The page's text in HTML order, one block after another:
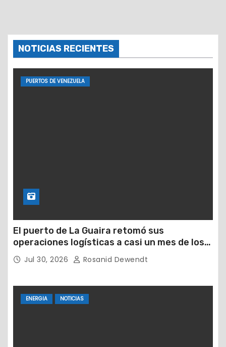
NOTICIAS RECIENTES
PUERTOS DE VENEZUELA
El puerto de La Guaira retomó sus
operaciones logísticas a casi un mes de los
devastadores terremotos
Jul 30, 2026 Rosanid Dewendt
ENERGIA NOTICIAS